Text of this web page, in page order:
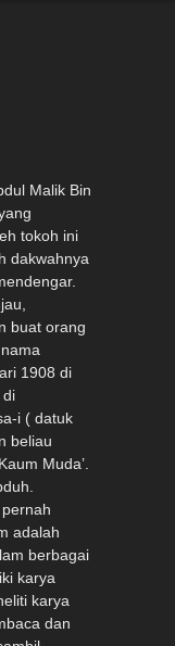
Islam Jakarta, Universiti Mohamadiah Sumatera Barat, Universiti Islam Pemerintah di Jogjakarta dan Universiti Islam Makasar. Bagi mengiktiraf keilmuannya, Universiti Al Azhar, Mesir telah menganugerahkan Doktor Kehormat dalam tahun 1958 dan beliau turut menerima ijazah Doktor Persuratan UKM pada 7 Jun 1974. Karya Buya Hamka Keistimewaan Pak Hamka ialah kebolehannya menulis novel dan menghasilkan kitab-kitab agama yang terkenal. Berikut ialah beberapa buah buku karangan tersebut: 1. Khatibul Ummah, Jilid 1-3. Ditulis dalam huruf Arab. 2. Si Sabariah. (1928) 3. Pembela Islam (Tarikh Saidina Abu Bakar Shiddiq),1929. 4. Adat Minangkabau dan agama Islam (1929).